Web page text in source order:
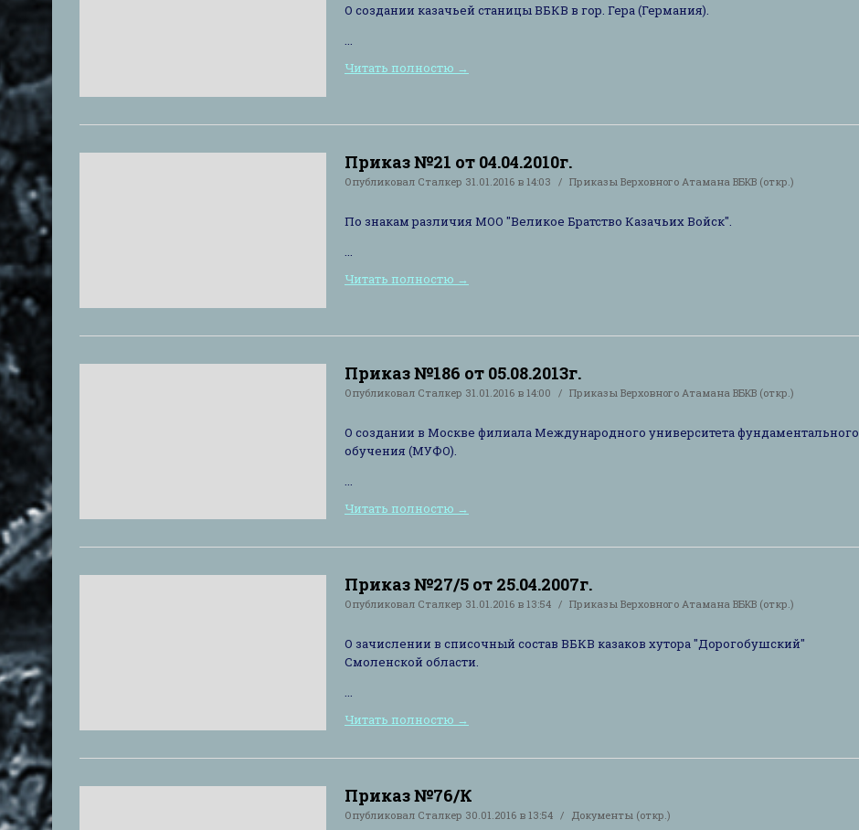
О создании казачьей станицы ВБКВ в гор. Гера (Германия).
Читать полностю →
Приказ №21 от 04.04.2010г.
Опубликовал Сталкер 31.01.2016 в 14:03 Приказы Верховного Атамана ВБКВ (откр.)
По знакам различия МОО "Великое Братство Казачьих Войск".
Читать полностю →
Приказ №186 от 05.08.2013г.
Опубликовал Сталкер 31.01.2016 в 14:00 Приказы Верховного Атамана ВБКВ (откр.)
О создании в Москве филиала Международного университета фундаментального
обучения (МУФО).
Читать полностю →
Приказ №27/5 от 25.04.2007г.
Опубликовал Сталкер 31.01.2016 в 13:54 Приказы Верховного Атамана ВБКВ (откр.)
О зачислении в списочный состав ВБКВ казаков хутора "Дорогобушский"
Смоленской области.
Читать полностю →
Приказ №76/К
Опубликовал Сталкер 30.01.2016 в 13:54 Документы (откр.)